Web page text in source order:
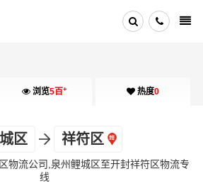
浏览5百+ 热度0
区 祥符区
物流公司,泉州鲤城区至开封祥符区物流专
线